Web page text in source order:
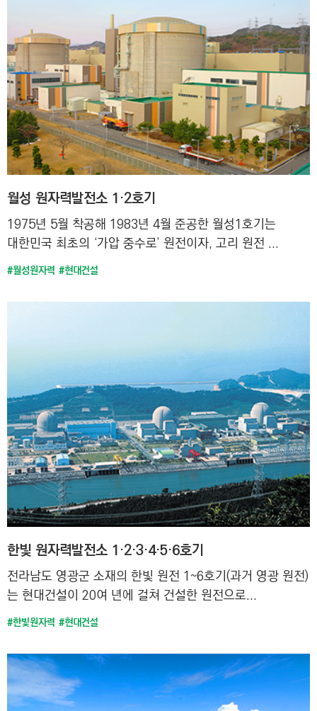
T
R
U
C
T
I
O
N
)
월성 원자력발전소 1·2호기
1975년 5월 착공해 1983년 4월 준공한 월성1호기는
대한민국 최초의 ‘가압 중수로’ 원전이자, 고리 원전 ...
#월성원자력 #현대건설
한빛 원자력발전소 1·2·3·4·5·6호기
전라남도 영광군 소재의 한빛 원전 1~6호기(과거 영광 원전)
는 현대건설이 20여 년에 걸쳐 건설한 원전으로...
#한빛원자력 #현대건설